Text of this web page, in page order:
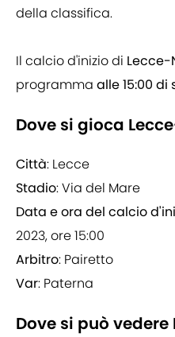
della classifica.
Il calcio d'inizio di Lecce-
programma alle 15:00
Dove si gioca
Città: Lecce
Stadio: Via del Mare
Data e ora del calcio
2023, ore 15:00
Arbitro: Pairetto
Var: Paterna
Dove si può